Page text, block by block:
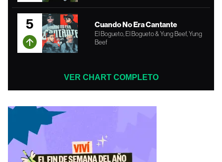
5 Cuando No Era Cantante
El Bogueto, El Bogueto & Yung Beef, Yung
Beef
VER CHART COMPLETO